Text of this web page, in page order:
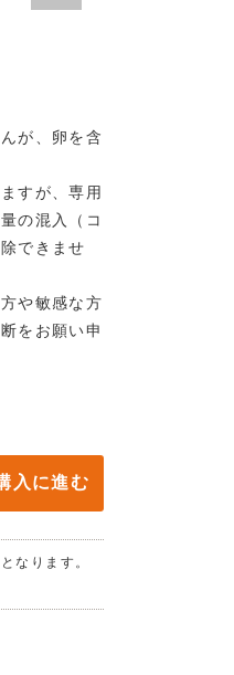
が、卵を含
すが、専用
の混入（コ
できませ
や敏感な方
をお願い申
入に進む
なります。